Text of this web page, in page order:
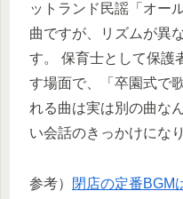
ットランド民謡「オー
曲ですが、リズムが異
す。 保育士として保護
す場面で、「卒園式で
れる曲は実は別の曲な
い会話のきっかけにな
参考）
閉店の定番BGM